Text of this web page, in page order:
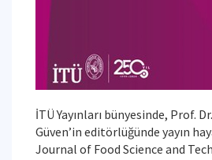
İTÜ Yayınları bünyesinde, Prof.
Güven’in editörlüğünde yayın
Journal of Food Science and